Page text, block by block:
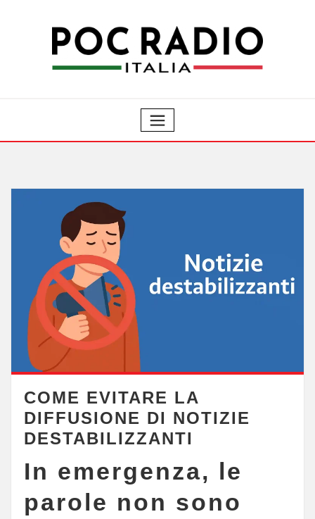
COME EVITARE LA
DIFFUSIONE DI NOTIZIE
DESTABILIZZANTI
In emergenza, le
parole non sono